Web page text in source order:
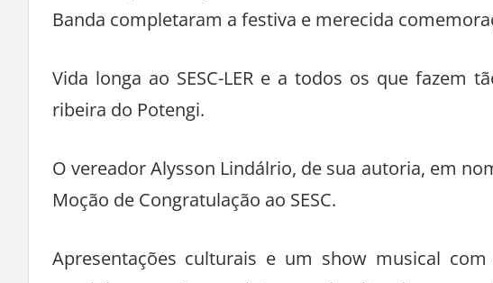
Banda completaram a festiva e merecida
Vida longa ao SESC-LER e a todos os que fazem
ribeira do Potengi.
O vereador Alysson Lindálrio, de sua autoria, em
Moção de Congratulação ao SESC.
Apresentações culturais e um show musical